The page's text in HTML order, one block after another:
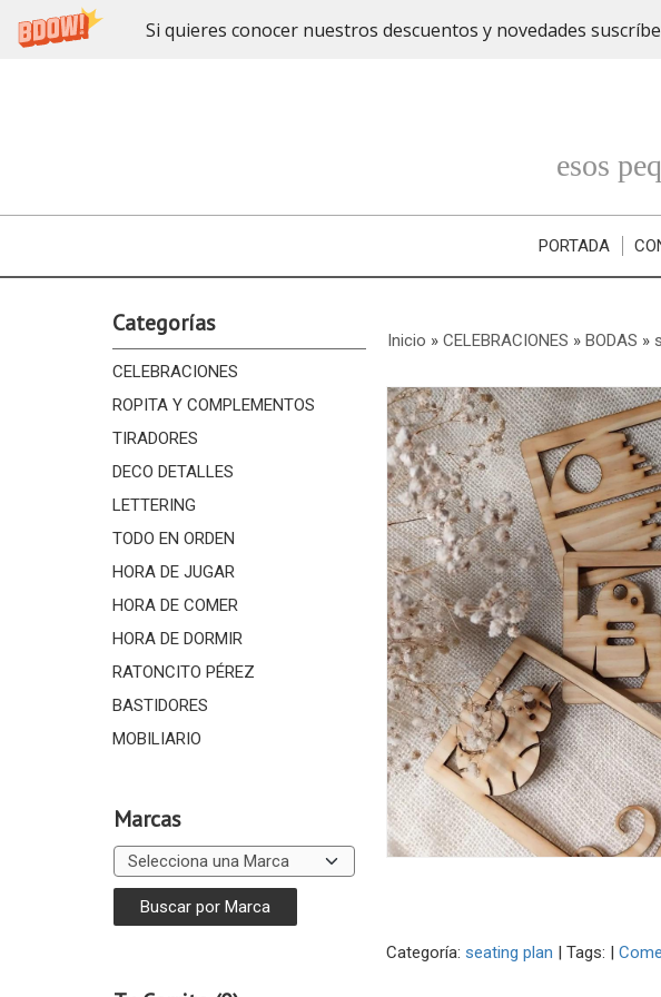
Si quieres conocer nuestros descuentos y novedades
esos
PORTADA
Categorías
CELEBRACIONES
ROPITA Y COMPLEMENTOS
TIRADORES
DECO DETALLES
LETTERING
TODO EN ORDEN
HORA DE JUGAR
HORA DE COMER
HORA DE DORMIR
RATONCITO PÉREZ
BASTIDORES
MOBILIARIO
Marcas
Inicio » CELEBRACIONES » BODAS »
Categoría: seating plan | Tags: |